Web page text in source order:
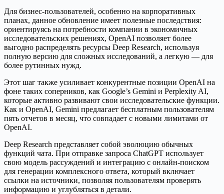
Для бизнес-пользователей, особенно на корпоративных
планах, данное обновление имеет полезные последствия:
ориентируясь на потребности компании в экономичных
исследовательских решениях, OpenAI позволяет более
выгодно распределять ресурсы Deep Research, используя
полную версию для сложных исследований, а легкую — для
более рутинных нужд.
Этот шаг также усиливает конкурентные позиции OpenAI на
фоне таких соперников, как Google’s Gemini и Perplexity AI,
которые активно развивают свои исследовательские функции.
Как и OpenAI, Gemini предлагает бесплатным пользователям
пять отчетов в месяц, что совпадает с новыми лимитами от
OpenAI.
Deep Research представляет собой эволюцию обычных
функций чата. При отправке запроса ChatGPT использует
свою модель рассуждений и интеграцию с онлайн-поиском
для генерации комплексного ответа, который включает
ссылки на источники, позволяя пользователям проверять
информацию и углубляться в детали.